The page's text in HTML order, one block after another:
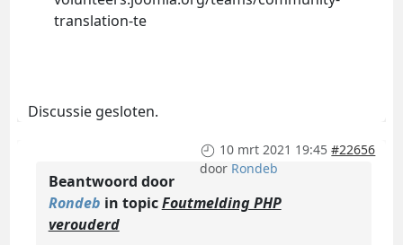
translation-te
Discussie gesloten.
10 mrt 2021 19:45 #22656
door Rondeb
Beantwoord door
Rondeb in topicFoutmelding PHP
verouderd